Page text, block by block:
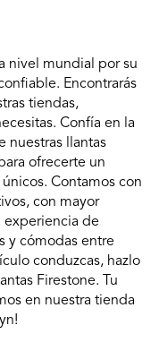
nivel mundial por su
Encontrarás
tiendas,
Confía en la
nuestras llantas
ofrecerte un
Contamos con
con mayor
experiencia de
y cómodas entre
conduzcas, hazlo
Firestone. Tu
en nuestra tienda